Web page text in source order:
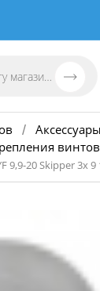
/
винтов
9,9-20 Skipper 3х